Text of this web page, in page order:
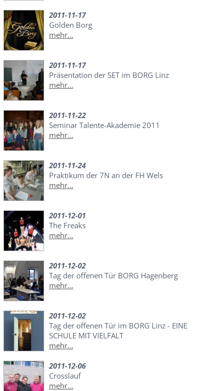
2011-11-17
Golden Borg
mehr...
2011-11-17
Präsentation der SET im BORG Linz
mehr...
2011-11-22
Seminar Talente-Akademie 2011
mehr...
2011-11-24
Praktikum der 7N an der FH Wels
mehr...
2011-12-01
The Freaks
mehr...
2011-12-02
Tag der offenen Tür BORG Hagenberg
mehr...
2011-12-02
Tag der offenen Tür im BORG Linz - EINE
SCHULE MIT VIELFALT
mehr...
2011-12-06
Crosslauf
mehr...